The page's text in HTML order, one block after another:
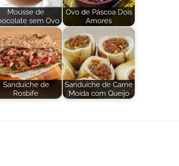
Mousse de
sem Ovo
Ovo de Páscoa Dois
Amores
Sanduíche de
Rosbife
Sanduíche de Carne
Moída com Queijo